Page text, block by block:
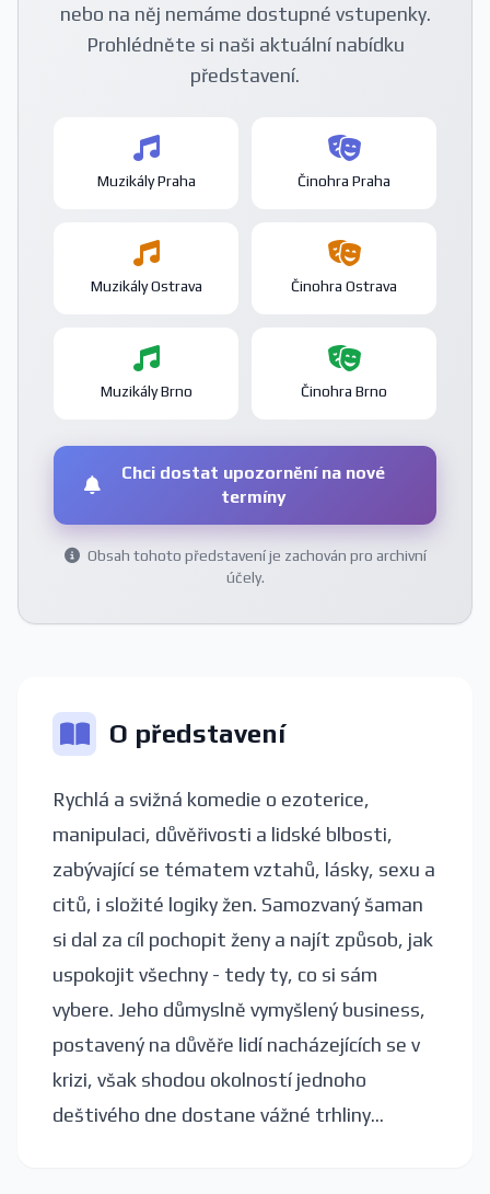
nebo na něj nemáme dostupné vstupenky.
Prohlédněte si naši aktuální nabídku
představení.
Muzikály Praha Činohra Praha
Muzikály Ostrava Činohra Ostrava
Muzikály Brno Činohra Brno
Chci dostat upozornění na nové
termíny
Obsah tohoto představení je zachován pro archivní
účely.
O představení
Rychlá a svižná komedie o ezoterice,
manipulaci, důvěřivosti a lidské blbosti,
zabývající se tématem vztahů, lásky, sexu a
citů, i složité logiky žen. Samozvaný šaman
si dal za cíl pochopit ženy a najít způsob, jak
uspokojit všechny - tedy ty, co si sám
vybere. Jeho důmyslně vymyšlený business,
postavený na důvěře lidí nacházejících se v
krizi, však shodou okolností jednoho
deštivého dne dostane vážné trhliny...